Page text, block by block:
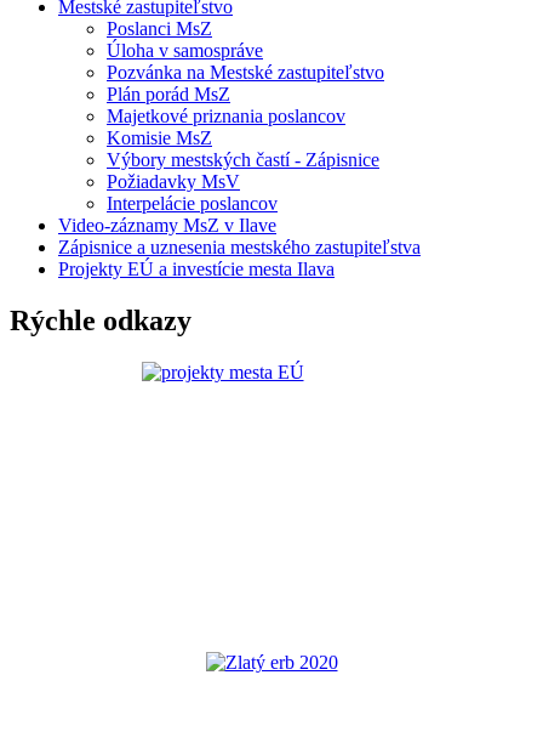
Mestské zastupiteľstvo
Poslanci MsZ
Úloha v samospráve
Pozvánka na Mestské zastupiteľstvo
Plán porád MsZ
Majetkové priznania poslancov
Komisie MsZ
Výbory mestských častí - Zápisnice
Požiadavky MsV
Interpelácie poslancov
Video-záznamy MsZ v Ilave
Zápisnice a uznesenia mestského zastupiteľstva
Projekty EÚ a investície mesta Ilava
Rýchle odkazy